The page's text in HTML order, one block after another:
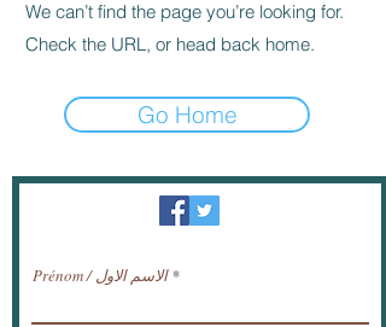
We can’t find the page you’re looking for.
Check the URL, or head back home.
Go Home
النشرة الإخبارية / تلقي الأخبار عبر البريد
Prénom / الاسم الاول